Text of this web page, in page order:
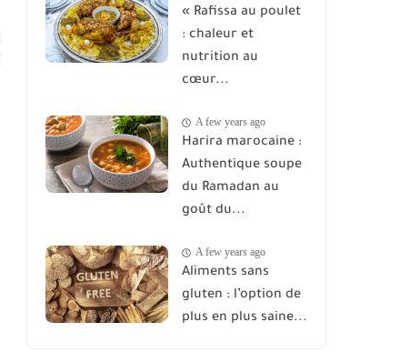
« Rafissa au poulet
: chaleur et
nutrition au
cœur...
A few years ago
Harira marocaine :
Authentique soupe
du Ramadan au
goût du...
A few years ago
Aliments sans
gluten : l’option de
plus en plus saine...